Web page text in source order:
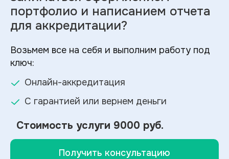
портфолио и написанием отчета
для аккредитации?
Возьмем все на себя и выполним работу под
ключ:
Онлайн-аккредитация
С гарантией или вернем деньги
Стоимость услуги 9000 руб.
Получить консультацию